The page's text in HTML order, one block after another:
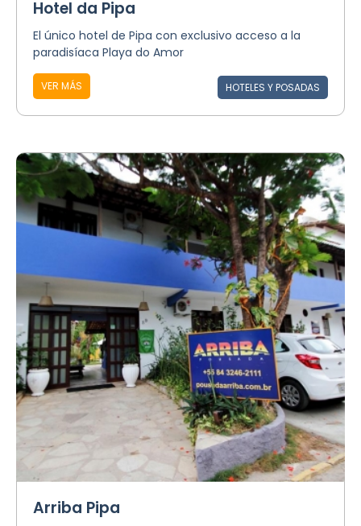
Hotel da Pipa
El único hotel de Pipa con exclusivo acceso a la
paradisíaca Playa do Amor
VER MÁS HOTELES Y POSADAS
Arriba Pipa